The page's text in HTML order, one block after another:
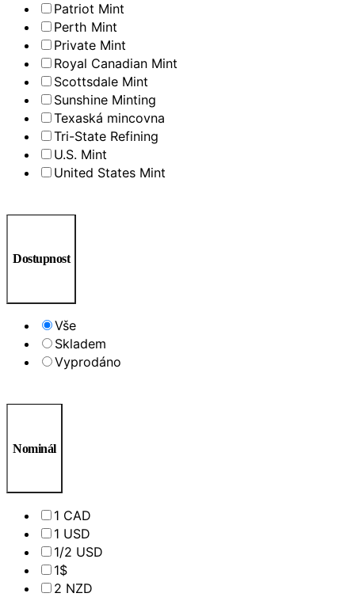
Patriot Mint
Perth Mint
Private Mint
Royal Canadian Mint
Scottsdale Mint
Sunshine Minting
Texaská mincovna
Tri-State Refining
U.S. Mint
United States Mint
Dostupnost
Vše
Skladem
Vyprodáno
Nominál
1 CAD
1 USD
1/2 USD
1$
2 NZD